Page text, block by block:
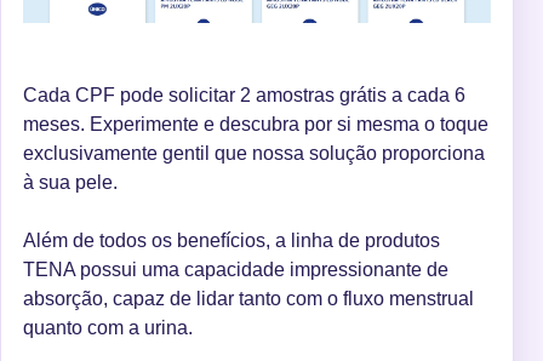
Cada CPF pode solicitar 2 amostras grátis a cada 6
meses. Experimente e descubra por si mesma o toque
exclusivamente gentil que nossa solução proporciona
à sua pele.
Além de todos os benefícios, a linha de produtos
TENA possui uma capacidade impressionante de
absorção, capaz de lidar tanto com o fluxo menstrual
quanto com a urina.